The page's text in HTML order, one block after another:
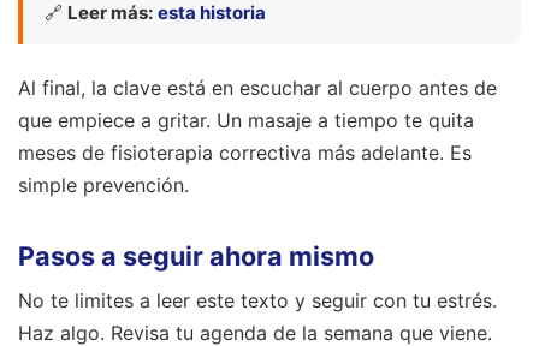
🔗 Leer más: esta historia
Al final, la clave está en escuchar al cuerpo antes de
que empiece a gritar. Un masaje a tiempo te quita
meses de fisioterapia correctiva más adelante. Es
simple prevención.
Pasos a seguir ahora mismo
No te limites a leer este texto y seguir con tu estrés.
Haz algo. Revisa tu agenda de la semana que viene.